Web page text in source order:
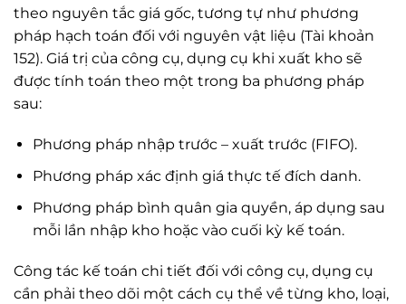
theo nguyên tắc giá gốc, tương tự như phương
pháp hạch toán đối với nguyên vật liệu (Tài khoản
152). Giá trị của công cụ, dụng cụ khi xuất kho sẽ
được tính toán theo một trong ba phương pháp
sau:
Phương pháp nhập trước – xuất trước (FIFO).
Phương pháp xác định giá thực tế đích danh.
Phương pháp bình quân gia quyền, áp dụng sau
mỗi lần nhập kho hoặc vào cuối kỳ kế toán.
Công tác kế toán chi tiết đối với công cụ, dụng cụ
cần phải theo dõi một cách cụ thể về từng kho, loại,